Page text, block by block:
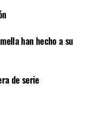
han hecho a su
de serie